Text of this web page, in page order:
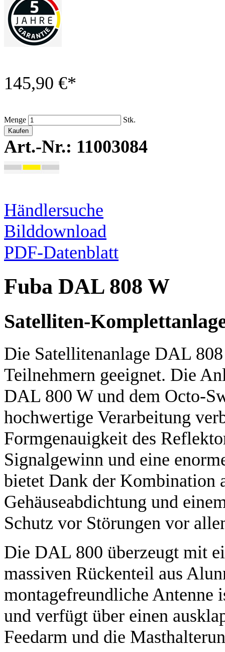
145,90 €*
Menge Stk.
Kaufen
Art.-Nr.: 11003084
Händlersuche
Bilddownload
PDF-Datenblatt
Fuba DAL 808 W
Satelliten-
Die Satellitenanlage DAL
Teilnehmern geeignet. Die
DAL 800 W und dem Octo-
hochwertige Verarbeitung
Formgenauigkeit des
Signalgewinn und eine
bietet Dank der Kombination
Gehäuseabdichtung und
Schutz vor Störungen vor
Die DAL 800 überzeugt mit
massiven Rückenteil aus
montagefreundliche Antenne
und verfügt über einen
Feedarm und die